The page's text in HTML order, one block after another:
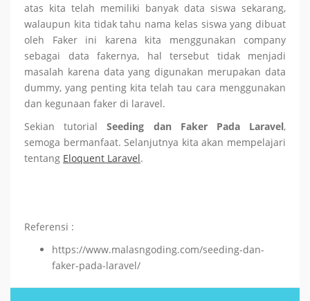
atas kita telah memiliki banyak data siswa sekarang,
walaupun kita tidak tahu nama kelas siswa yang dibuat
oleh Faker ini karena kita menggunakan company
sebagai data fakernya, hal tersebut tidak menjadi
masalah karena data yang digunakan merupakan data
dummy, yang penting kita telah tau cara menggunakan
dan kegunaan faker di laravel.
Sekian tutorialSeeding dan Faker Pada Laravel,
semoga bermanfaat. Selanjutnya kita akan mempelajari
tentang Eloquent Laravel.
Referensi :
https://www.malasngoding.com/seeding-dan-
faker-pada-laravel/